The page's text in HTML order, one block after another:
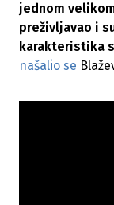
jednom
preživljavao i
karakteristika
našalio se